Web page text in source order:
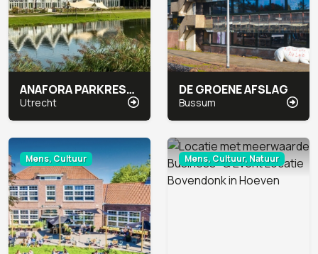
ANAFORA PARKRESTAURANT & EVENTS
Utrecht
DE GROENE AFSLAG
Bussum
Mens, Cultuur Mens, Cultuur, Natuur